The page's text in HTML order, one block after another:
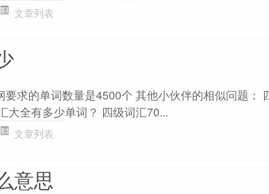
文章列表
求的单词数量是4500个 其他小伙伴的相似问题：
大全有多少单词？ 四级词汇70...
文章列表
意思